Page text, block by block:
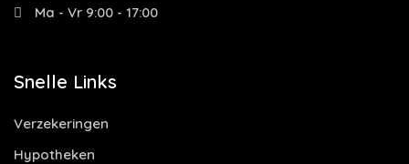
Ma - Vr 9:00 - 17:00
Snelle Links
Verzekeringen
Hypotheken